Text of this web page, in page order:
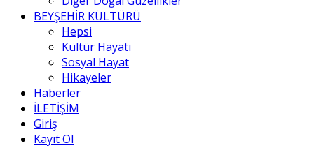
BEYŞEHİR KÜLTÜRÜ
Hepsi
Kültür Hayatı
Sosyal Hayat
Hikayeler
Haberler
İLETİŞİM
Giriş
Kayıt Ol